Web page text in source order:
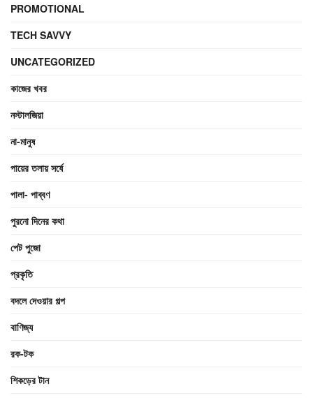
PROMOTIONAL
TECH SAVVY
UNCATEGORIZED
কাজের খবর
নস্টালজিয়া
না-মানুষ
পায়ের তলায় সর্ষে
পালা- পাব্বণ
পুরনো দিনের কথা
পেট পুজো
প্রকৃতি
বদলে দেওয়ার গল্প
বাণিজ্য
রক-টক
শিকড়ের টান